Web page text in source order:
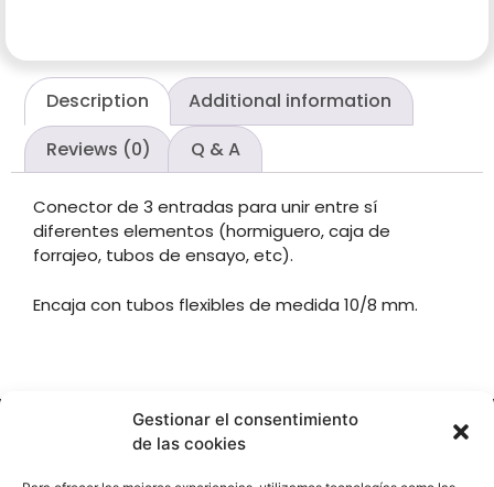
Gestionar el consentimiento
de las cookies
Description
Additional information
Reviews (0)
Q & A
Conector de 3 entradas para unir entre sí
diferentes elementos (hormiguero, caja de
forrajeo, tubos de ensayo, etc).
Encaja con tubos flexibles de medida 10/8 mm.